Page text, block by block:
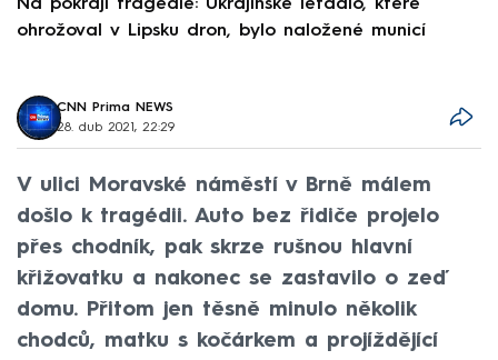
Na pokraji tragédie: Ukrajinské letadlo, které
ohrožoval v Lipsku dron, bylo naložené municí
CNN Prima NEWS
28. dub 2021, 22:29
V ulici Moravské náměstí v Brně málem
došlo k tragédii. Auto bez řidiče projelo
přes chodník, pak skrze rušnou hlavní
křižovatku a nakonec se zastavilo o zeď
domu. Přitom jen těsně minulo několik
chodců, matku s kočárkem a projíždějící